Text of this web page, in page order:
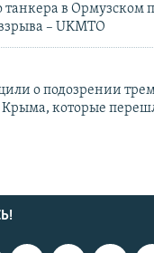
танкера в Ормузском
– UKMTO
о подозрении
которые